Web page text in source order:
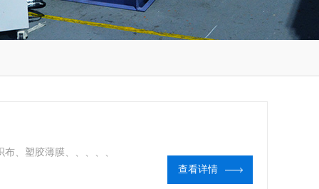
、塑胶薄膜、、、、、
查看详情